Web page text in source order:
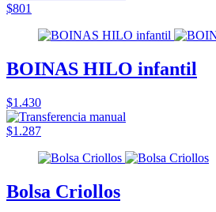
$801
BOINAS HILO infantil
$1.430
$1.287
Bolsa Criollos